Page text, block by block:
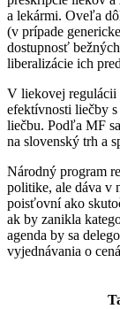
a lekármi. Oveľa
(v prípade
dostupnosť
liberalizácie ich
V liekovej regulácii
efektívnosti liečby
liečbu. Podľa MF
na slovenský trh a
Národný program
politike, ale dáva v
poisťovní ako
ak by zanikla
agenda by sa
vyjednávania o